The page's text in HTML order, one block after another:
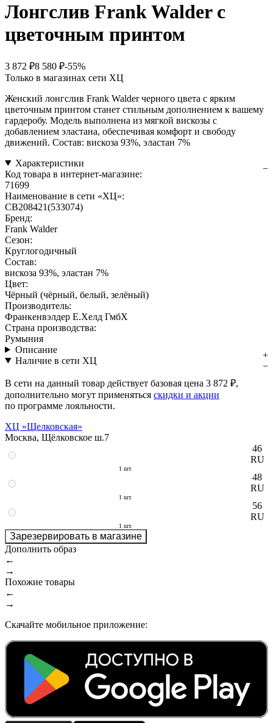
Лонгслив Frank Walder с
цветочным принтом
3 872 ₽8 580 ₽-55%
Только в магазинах сети ХЦ
Женский лонгслив Frank Walder черного цвета с ярким
цветочным принтом станет стильным дополнением к вашему
гардеробу. Модель выполнена из мягкой вискозы с
добавлением эластана, обеспечивая комфорт и свободу
движений. Состав: вискоза 93%, эластан 7%
Характеристики
Код товара в интернет-магазине:
71699
Наименование в сети «ХЦ»:
CB208421(533074)
Бренд:
Frank Walder
Сезон:
Круглогодичный
Состав:
вискоза 93%, эластан 7%
Цвет:
Чёрный (чёрный, белый, зелёный)
Производитель:
Франкенвэлдер Е.Хелд ГмбХ
Страна производства:
Румыния
Описание
Наличие в сети ХЦ
В сети на данный товар действует базовая цена 3 872 ₽,
дополнительно могут применяться скидки и акции
по программе лояльности.
ХЦ «Щелковская»
Москва, Щёлковское ш.7
46
RU
1 шт.
48
RU
1 шт.
56
RU
1 шт.
Зарезервировать в магазине
Дополнить образ
←
→
Похожие товары
←
→
Скачайте мобильное приложение: